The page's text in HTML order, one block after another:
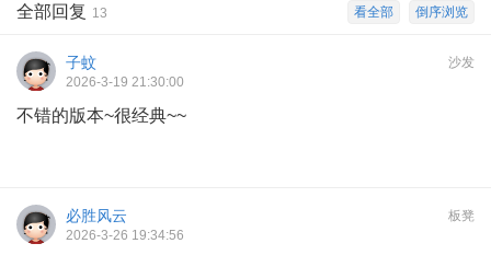
倒序浏览
看全部
全部回复 13
沙发
子蚊
2026-3-19 21:30:00
不错的版本~很经典~~
板凳
必胜风云
2026-3-26 19:34:56